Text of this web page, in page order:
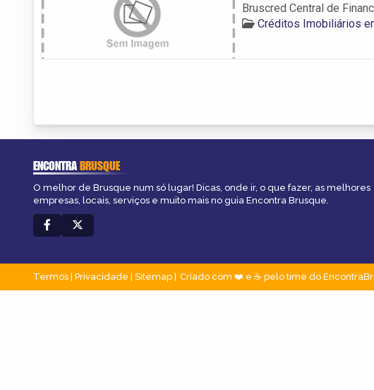
Bruscred Central de
Créditos Imobiliários
ENCONTRABRUSQUE
O melhor de Brusque num só lugar! Dicas, onde ir, o que fazer, as melhores
empresas, locais, serviços e muito mais no guia Encontra Brusque.
Termos Privacidade Sitemap Criado com ❤️ e ☕ pelo time do